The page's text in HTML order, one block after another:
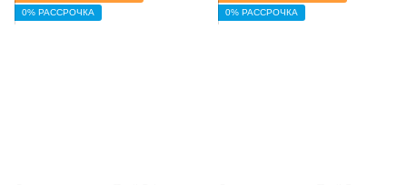
0% РАССРОЧКА
0% РАССРОЧКА